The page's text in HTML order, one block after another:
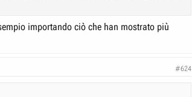
importando ciò che han mostrato più
#624